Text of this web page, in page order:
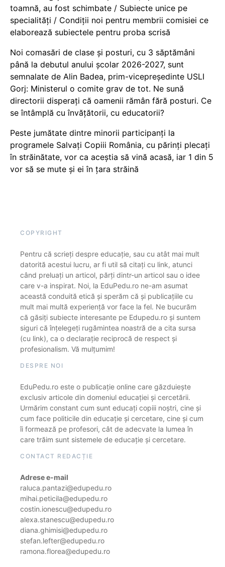
toamnă, au fost schimbate / Subiecte unice pe
specialități / Condiții noi pentru membrii comisiei ce
elaborează subiectele pentru proba scrisă
Noi comasări de clase și posturi, cu 3 săptămâni
până la debutul anului școlar 2026-2027, sunt
semnalate de Alin Badea, prim-vicepreședinte USLI
Gorj: Ministerul o comite grav de tot. Ne sună
directorii disperați că oamenii rămân fără posturi. Ce
se întâmplă cu învățătorii, cu educatorii?
Peste jumătate dintre minorii participanți la
programele Salvați Copiii România, cu părinți plecați
în străinătate, vor ca aceștia să vină acasă, iar 1 din 5
vor să se mute și ei în țara străină
COPYRIGHT
Pentru că scrieți despre educație, sau cu atât mai mult
datorită acestui lucru, ar fi util să citați cu link, atunci
când preluați un articol, părți dintr-un articol sau o idee
care v-a inspirat. Noi, la EduPedu.ro ne-am asumat
această conduită etică și sperăm că și publicațiile cu
mult mai multă experiență vor face la fel. Ne bucurăm
că găsiți subiecte interesante pe Edupedu.ro și suntem
siguri că înțelegeți rugămintea noastră de a cita sursa
(cu link), ca o declarație reciprocă de respect și
profesionalism. Vă mulțumim!
DESPRE NOI
EduPedu.ro este o publicație online care găzduiește
exclusiv articole din domeniul educației și cercetării.
Urmărim constant cum sunt educați copiii noștri, cine și
cum face politicile din educație și cercetare, cine și cum
îi formează pe profesori, cât de adecvate la lumea în
care trăim sunt sistemele de educație și cercetare.
CONTACT REDACȚIE
Adrese e-mail
raluca.pantazi@edupedu.ro
mihai.peticila@edupedu.ro
costin.ionescu@edupedu.ro
alexa.stanescu@edupedu.ro
diana.ghimisi@edupedu.ro
stefan.lefter@edupedu.ro
ramona.florea@edupedu.ro